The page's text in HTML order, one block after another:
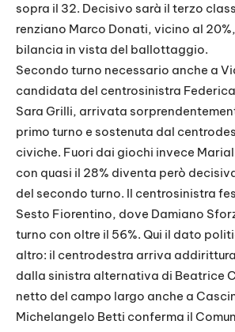
sopra il 32. Decisivo sarà il terzo
renziano Marco Donati, vicino al
bilancia in vista del ballottaggio.
Secondo turno necessario anche a
candidata del centrosinistra
Sara Grilli, arrivata
primo turno e sostenuta dal
civiche. Fuori dai giochi invece
con quasi il 28% diventa però
del secondo turno. Il centrosinistra
Sesto Fiorentino, dove Damiano
turno con oltre il 56%. Qui il dato
altro: il centrodestra arriva
dalla sinistra alternativa di Beatrice
netto del campo largo anche a
Michelangelo Betti conferma il